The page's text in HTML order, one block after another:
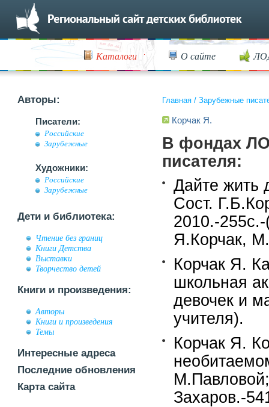
Каталоги О сайте
Авторы:
Писатели:
Российские
Зарубежные
Художники:
Российские
Зарубежные
Дети и библиотека:
Чтение без границ
Книги Детства
Выставки
Творчество детей
Книги и произведения:
Авторы
Книги и произведения
Темы
Интересные адреса
Последние обновления
Карта сайта
Главная / Зарубежные
Корчак Я.
В фондах
писателя:
Дайте жить
Сост.
2010.-
Я.Корчак,
Корчак Я.
школьная
девочек и
учителя).
Корчак Я.
Захаров.-